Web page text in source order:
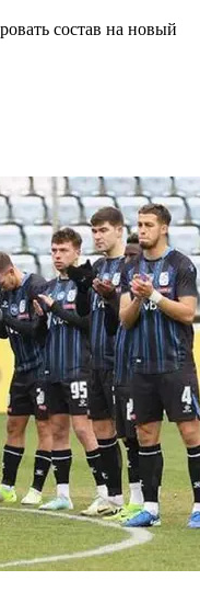
состав на новый